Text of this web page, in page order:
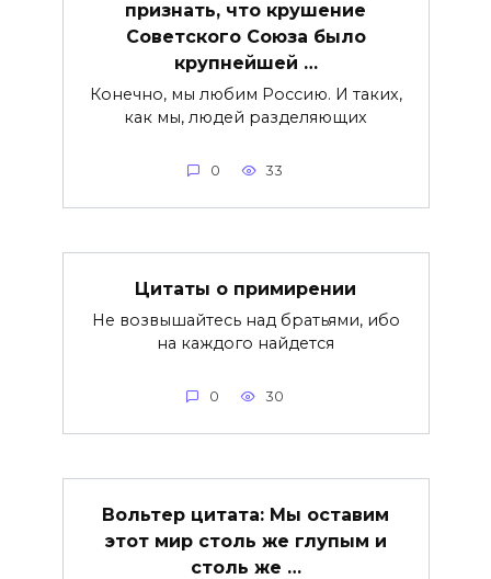
признать, что крушение
Советского Союза было
крупнейшей …
Конечно, мы любим Россию. И таких,
как мы, людей разделяющих
0 33
Цитаты о примирении
Не возвышайтесь над братьями, ибо
на каждого найдется
0 30
Вольтер цитата: Мы оставим
этот мир столь же глупым и
столь же …